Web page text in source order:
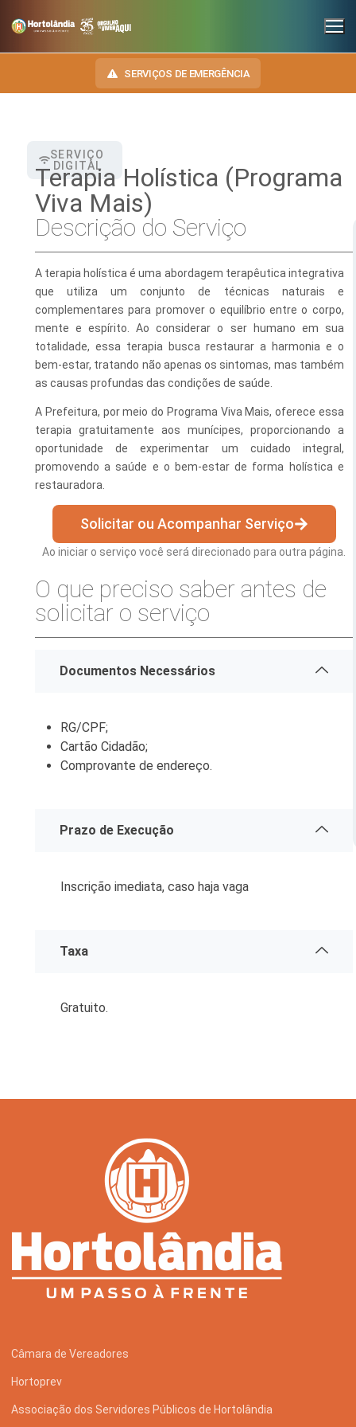
SERVIÇOS DE EMERGÊNCIA
INSTITUCIONAL
SECRETARIAS
Administração e Gestão de Pessoal
Assuntos Jurídicos
Cultura
Desenvolvimento Econômico, Trabalho, Turismo e Inovação
Educação, Ciência e Tecnologia
Esporte e Lazer
Finanças
Governo
Habitação
Inclusão e Desenvolvimento Social
Meio Ambiente, Desenvolvimento Sustentável e Assuntos
Climáticos
Mobilidade Urbana
Obras
Serviços Urbanos
Tecnologia e Inovação
NOSSA CIDADE
HINO, BRASÃO E BANDEIRA
Autoridades do Município
Downloads
Telefones Úteis
Notícias Anteriores a 2024
TRANSPARÊNCIA
OUVIDORIA
DIÁRIO OFICIAL
SERVIÇO
DIGITAL
Terapia Holística (Programa
Viva Mais)
Descrição do Serviço
A terapia holística é uma abordagem terapêutica integrativa
que utiliza um conjunto de técnicas naturais e
complementares para promover o equilíbrio entre o corpo,
mente e espírito. Ao considerar o ser humano em sua
totalidade, essa terapia busca restaurar a harmonia e o
bem-estar, tratando não apenas os sintomas, mas também
as causas profundas das condições de saúde.
A Prefeitura, por meio do Programa Viva Mais, oferece essa
terapia gratuitamente aos munícipes, proporcionando a
oportunidade de experimentar um cuidado integral,
promovendo a saúde e o bem-estar de forma holística e
restauradora.
Solicitar ou Acompanhar Serviço
Ao iniciar o serviço você será direcionado para outra página.
O que preciso saber antes de
solicitar o serviço
Documentos Necessários
RG/CPF;
Cartão Cidadão;
Comprovante de endereço.
Prazo de Execução
Inscrição imediata, caso haja vaga
Taxa
Gratuito.
Câmara de Vereadores
Hortoprev
Associação dos Servidores Públicos de Hortolândia